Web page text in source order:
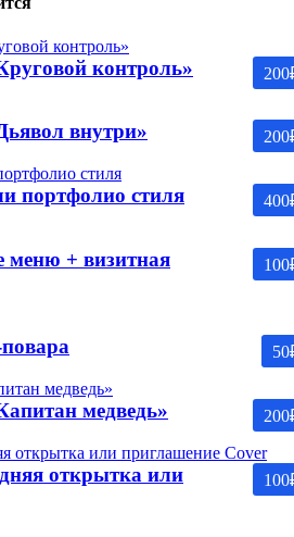
200
контроль»
200
внутри»
400
портфолио стиля
100
меню + визитная
50
200
медведь»
100
открытка или